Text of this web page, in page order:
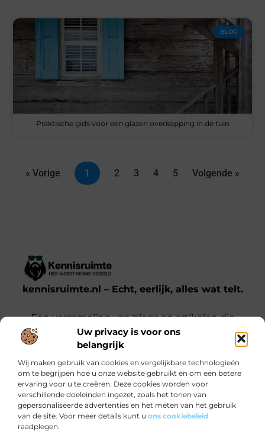
Uw privacy is voor ons
belangrijk
Wij maken gebruik van cookies en vergelijkbare technologieën
om te begrijpen hoe u onze website gebruikt en om een betere
ervaring voor u te creëren. Deze cookies worden voor
verschillende doeleinden ingezet, zoals het tonen van
gepersonaliseerde advertenties en het meten van het gebruik
van de site. Voor meer details kunt u ons cookiebeleid
raadplegen.
BLOG
Praktische gids voor een glazen overkapping in de tuin
« Vorige 1 2 3 4 5 Volgende »
kennisruimte.nl – Echt, eerlijk, alles wat telt.
Een verzameling van blogs en artikelen die
een breed scala aan onderwerpen uit het
dagelijks leven behandelen.
Onze informatie
Bericht categorie